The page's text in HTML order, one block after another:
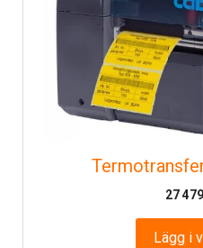
27
Lägg i